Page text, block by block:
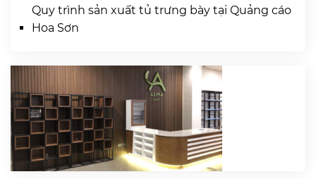
Quy trình sản xuất tủ trưng bày tại Quảng cáo
Hoa Sơn